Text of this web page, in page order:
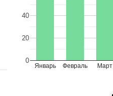
Январь Февраль Март
0
20
40